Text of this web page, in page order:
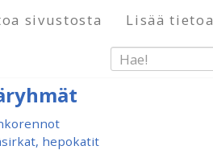
sivustosta Lisää tietoa
hepokatit